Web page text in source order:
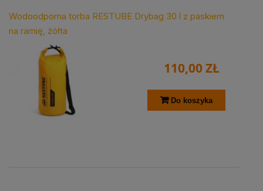
Wodoodporna torba RESTUBE Drybag 30 l z paskiem
na ramię, żółta
110,00 ZŁ
Do koszyka